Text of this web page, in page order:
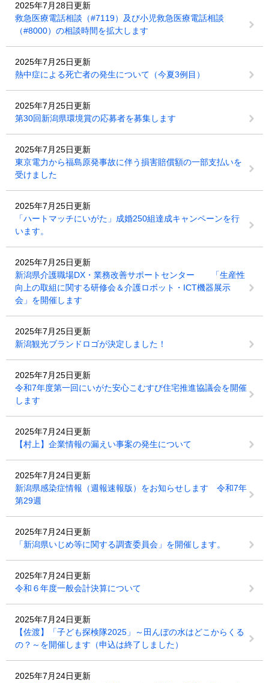
2025年7月28日更新
救急医療電話相談（#7119）及び小児救急医療電話相談
（#8000）の相談時間を拡大します
2025年7月25日更新
熱中症による死亡者の発生について（今夏3例目）
2025年7月25日更新
第30回新潟県環境賞の応募者を募集します
2025年7月25日更新
東京電力から福島原発事故に伴う損害賠償額の一部支払いを
受けました
2025年7月25日更新
「ハートマッチにいがた」成婚250組達成キャンペーンを行
います。
2025年7月25日更新
新潟県介護職場DX・業務改善サポートセンター 「生産性
向上の取組に関する研修会＆介護ロボット・ICT機器展示
会」を開催します
2025年7月25日更新
新潟観光ブランドロゴが決定しました！
2025年7月25日更新
令和7年度第一回にいがた安心こむすび住宅推進協議会を開催
します
2025年7月24日更新
【村上】企業情報の漏えい事案の発生について
2025年7月24日更新
新潟県感染症情報（週報速報版）をお知らせします 令和7年
第29週
2025年7月24日更新
「新潟県いじめ等に関する調査委員会」を開催します。
2025年7月24日更新
令和６年度一般会計決算について
2025年7月24日更新
【佐渡】「子ども探検隊2025」～田んぼの水はどこからくる
の？～を開催します（申込は終了しました）
2025年7月24日更新